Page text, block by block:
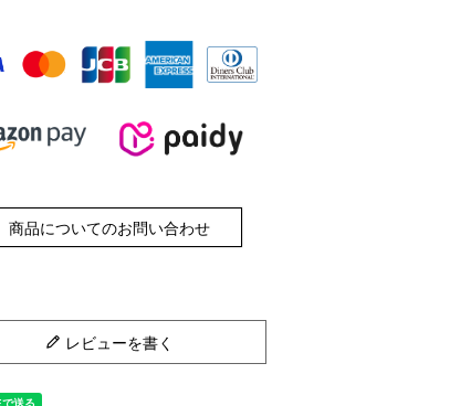
商品についてのお問い合わせ
レビューを書く